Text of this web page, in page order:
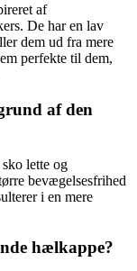
af
De har en lav
dem ud fra mere
perfekte til dem,
af den
lette og
bevægelsesfrihed
i en mere
hælkappe?